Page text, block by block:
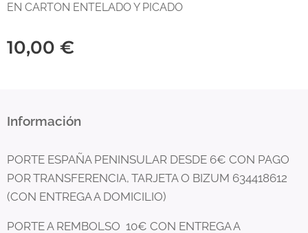
EN CARTON ENTELADO Y PICADO
10,00 €
Información
PORTE ESPAÑA PENINSULAR DESDE 6€ CON PAGO
POR TRANSFERENCIA, TARJETA O BIZUM 634418612
(CON ENTREGA A DOMICILIO)
PORTE A REMBOLSO 10€ CON ENTREGA A